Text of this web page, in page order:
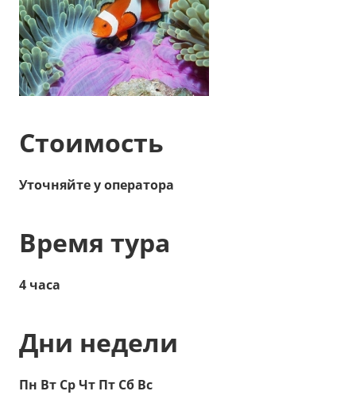
Стоимость
Уточняйте у оператора
Время тура
4 часа
Дни недели
Пн Вт Ср Чт Пт Сб Вс